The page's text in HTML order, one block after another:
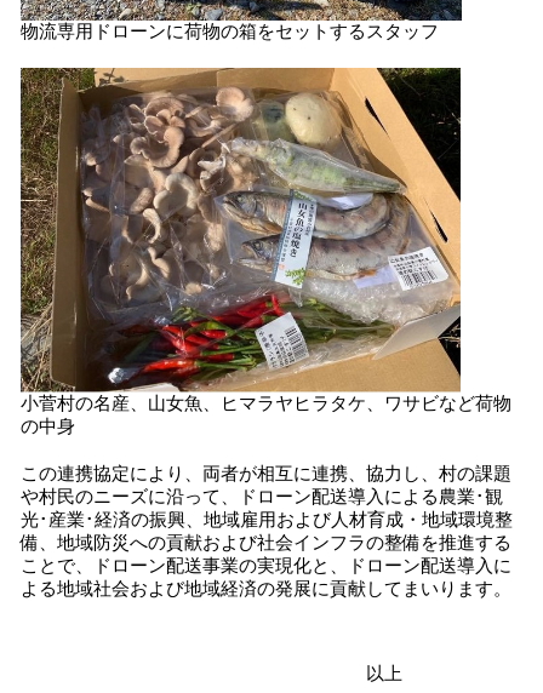
物流専用ドローンに荷物の箱をセットするスタッフ
小菅村の名産、山女魚、ヒマラヤヒラタケ、ワサビなど荷物
の中身
この連携協定により、両者が相互に連携、協力し、村の課題
や村民のニーズに沿って、ドローン配送導入による農業･観
光･産業･経済の振興、地域雇用および人材育成・地域環境整
備、地域防災への貢献および社会インフラの整備を推進する
ことで、ドローン配送事業の実現化と、ドローン配送導入に
よる地域社会および地域経済の発展に貢献してまいります。
以上